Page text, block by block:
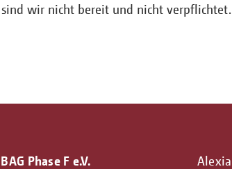
sind wir nicht bereit und nicht verpflichtet.
BAG Phase F e.V.